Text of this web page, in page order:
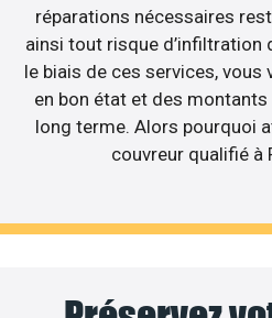
réparations nécessaires
ainsi tout risque d’infiltration
le biais de ces services,
en bon état et des
long terme. Alors pourquoi
couvreur qualifié à